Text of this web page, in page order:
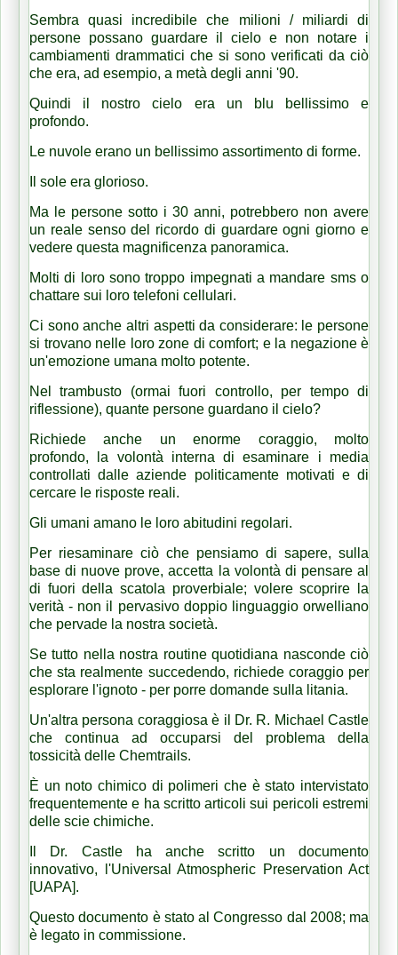
Sembra quasi incredibile che milioni / miliardi di
persone possano guardare il cielo e non notare i
cambiamenti drammatici che si sono verificati da ciò
che era, ad esempio, a metà degli anni '90.
Quindi il nostro cielo era un blu bellissimo e
profondo.
Le nuvole erano un bellissimo assortimento di forme.
Il sole era glorioso.
Ma le persone sotto i 30 anni, potrebbero non avere
un reale senso del ricordo di guardare ogni giorno e
vedere questa magnificenza panoramica.
Molti di loro sono troppo impegnati a mandare sms o
chattare sui loro telefoni cellulari.
Ci sono anche altri aspetti da considerare: le persone
si trovano nelle loro zone di comfort; e la negazione è
un'emozione umana molto potente.
Nel trambusto (ormai fuori controllo, per tempo di
riflessione), quante persone guardano il cielo?
Richiede anche un enorme coraggio, molto
profondo,
la volontà interna di esaminare i media
controllati dalle aziende politicamente motivati ​​e di
cercare le risposte reali.
Gli umani amano le loro abitudini regolari.
Per riesaminare ciò che pensiamo di sapere, sulla
base di nuove prove, accetta la volontà di pensare al
di fuori della scatola proverbiale; volere scoprire la
verità - non il pervasivo doppio linguaggio orwelliano
che pervade la nostra società.
Se tutto nella nostra routine quotidiana nasconde ciò
che sta realmente succedendo, richiede coraggio per
esplorare l'ignoto - per porre domande sulla litania.
Un'altra persona coraggiosa è il Dr. R. Michael Castle
che continua ad occuparsi del problema della
tossicità delle Chemtrails.
È un noto chimico di polimeri che è stato intervistato
frequentemente e ha scritto articoli sui pericoli estremi
delle scie chimiche.
Il Dr. Castle ha anche scritto un documento
innovativo, l'Universal Atmospheric Preservation Act
[UAPA].
Questo documento è stato al Congresso dal 2008; ma
è legato in commissione.